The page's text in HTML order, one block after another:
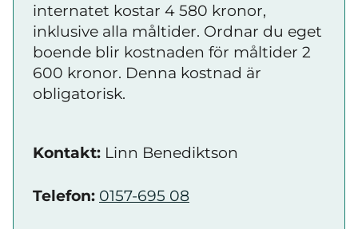
internatet kostar 4 580 kronor,
inklusive alla måltider. Ordnar du eget
boende blir kostnaden för måltider 2
600 kronor. Denna kostnad är
obligatorisk.
Kontakt: Linn Benediktson
Telefon: 0157-695 08